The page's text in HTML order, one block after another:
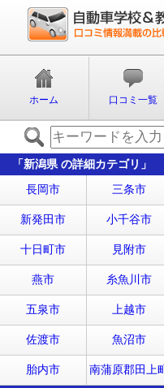
ホーム 口コミ一覧
「新潟県 の詳細カテゴリ」
長岡市 三条市
新発田市 小千谷市
十日町市 見附市
燕市 糸魚川市
五泉市 上越市
佐渡市 魚沼市
胎内市 南蒲原郡田上町